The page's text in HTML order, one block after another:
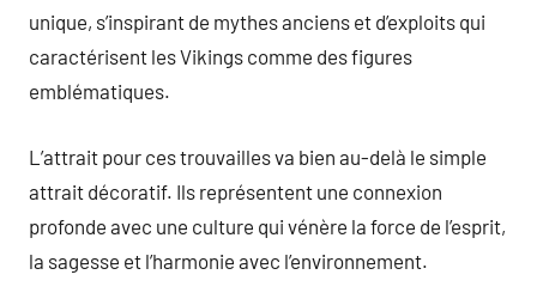
unique, s’inspirant de mythes anciens et d’exploits qui
caractérisent les Vikings comme des figures
emblématiques.
L’attrait pour ces trouvailles va bien au-delà le simple
attrait décoratif. Ils représentent une connexion
profonde avec une culture qui vénère la force de l’esprit,
la sagesse et l’harmonie avec l’environnement.